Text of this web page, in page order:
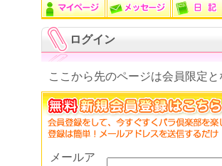
ログイン
ここから先のページは会員限定
メールア